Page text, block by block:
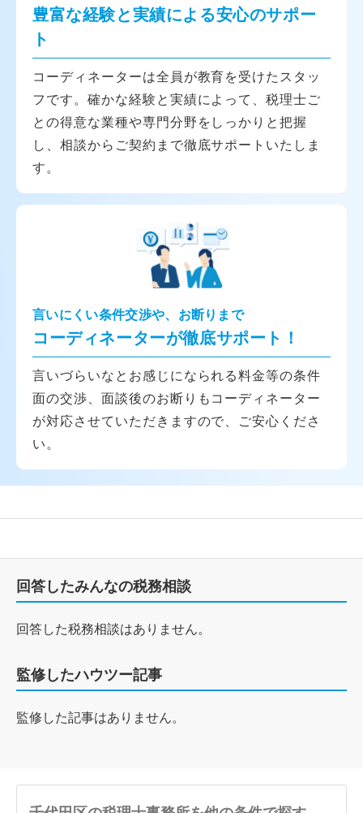
豊富な経験と実績による安心のサポー
ト
コーディネーターは全員が教育を受けたスタッ
フです。確かな経験と実績によって、税理士ご
との得意な業種や専門分野をしっかりと把握
し、相談からご契約まで徹底サポートいたしま
す。
言いにくい条件交渉や、お断りまで
コーディネーターが徹底サポート！
言いづらいなとお感じになられる料金等の条件
面の交渉、面談後のお断りもコーディネーター
が対応させていただきますので、ご安心くださ
い。
回答したみんなの税務相談
回答した税務相談はありません。
監修したハウツー記事
監修した記事はありません。